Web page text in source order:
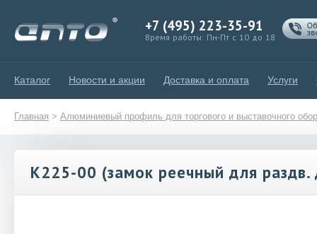
+7 (495) 223-35-91
Время работы: Пн-Пт с 10 до 18
Каталог Новости и акции Доставка и оплата Услуги
Главная > Алюминиевый профиль для торгового и выставочного
К225-00 (замок реечный для раздв.